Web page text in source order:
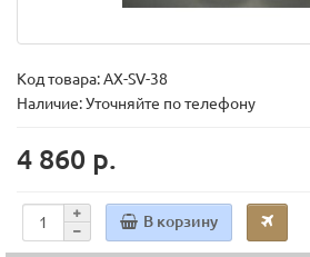
Код товара:AX-SV-38
Наличие: Уточняйте по телефону
4 860 р.
В корзину